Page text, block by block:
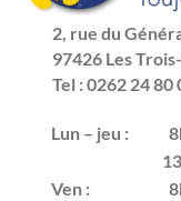
2, rue du
97426 Les
Tel : 0262 24 80
Lun – jeu :
Ven :